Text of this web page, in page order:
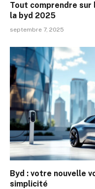
Tout comprendre
la byd 2025
septembre 7, 2025
Byd : votre nouvelle
simplicité